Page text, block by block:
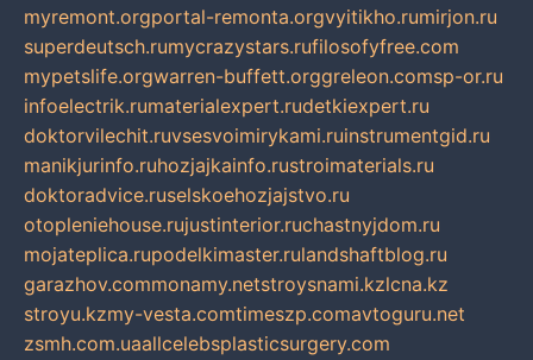
myremont.orgportal-remonta.orgvyitikho.rumirjon.ru
superdeutsch.rumycrazystars.rufilosofyfree.com
mypetslife.orgwarren-buffett.orggreleon.comsp-or.ru
infoelectrik.rumaterialexpert.rudetkiexpert.ru
doktorvilechit.ruvsesvoimirykami.ruinstrumentgid.ru
manikjurinfo.ruhozjajkainfo.rustroimaterials.ru
doktoradvice.ruselskoehozjajstvo.ru
otopleniehouse.rujustinterior.ruchastnyjdom.ru
mojateplica.rupodelkimaster.rulandshaftblog.ru
garazhov.commonamy.netstroysnami.kzlcna.kz
stroyu.kzmy-vesta.comtimeszp.comavtoguru.net
zsmh.com.uaallcelebsplasticsurgery.com